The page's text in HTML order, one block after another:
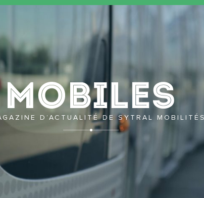
D’ACTUALITÉ DE SYTRAL MOBILITÉS